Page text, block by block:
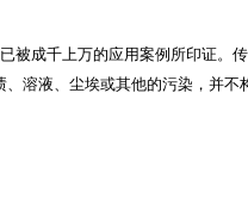
成千上万的应用案例所印证。
溶液、尘埃或其他的污染，并